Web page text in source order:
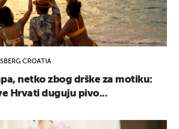
CROATIA
netko zbog drške za motiku:
Hrvati duguju pivo...